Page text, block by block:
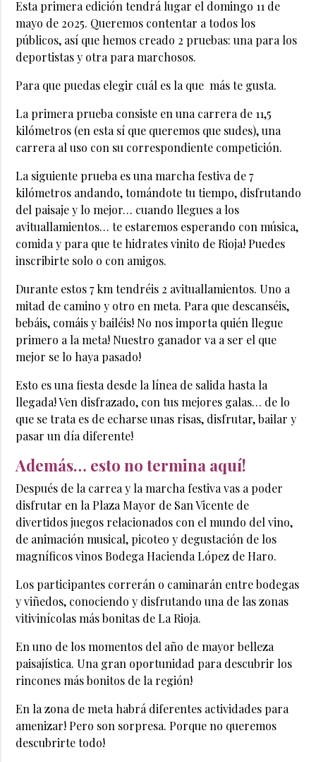
Esta primera edición tendrá lugar el domingo 11 de
mayo de 2025. Queremos contentar a todos los
públicos, así que hemos creado 2 pruebas: una para los
deportistas y otra para marchosos.
Para que puedas elegir cuál es la que más te gusta.
La primera prueba consiste en una carrera de 11,5
kilómetros (en esta sí que queremos que sudes), una
carrera al uso con su correspondiente competición.
La siguiente prueba es una marcha festiva de 7
kilómetros andando, tomándote tu tiempo, disfrutando
del paisaje y lo mejor… cuando llegues a los
avituallamientos… te estaremos esperando con música,
comida y para que te hidrates vinito de Rioja! Puedes
inscribirte solo o con amigos.
Durante estos 7 km tendréis 2 avituallamientos. Uno a
mitad de camino y otro en meta. Para que descanséis,
bebáis, comáis y bailéis! No nos importa quién llegue
primero a la meta! Nuestro ganador va a ser el que
mejor se lo haya pasado!
Esto es una fiesta desde la línea de salida hasta la
llegada! Ven disfrazado, con tus mejores galas… de lo
que se trata es de echarse unas risas, disfrutar, bailar y
pasar un día diferente!
Además… esto no termina aquí!
Después de la carrea y la marcha festiva vas a poder
disfrutar en la Plaza Mayor de San Vicente de
divertidos juegos relacionados con el mundo del vino,
de animación musical, picoteo y degustación de los
magníficos vinos Bodega Hacienda López de Haro.
Los participantes correrán o caminarán entre bodegas
y viñedos, conociendo y disfrutando una de las zonas
vitivinícolas más bonitas de La Rioja.
En uno de los momentos del año de mayor belleza
paisajística. Una gran oportunidad para descubrir los
rincones más bonitos de la región!
En la zona de meta habrá diferentes actividades para
amenizar! Pero son sorpresa. Porque no queremos
descubrirte todo!